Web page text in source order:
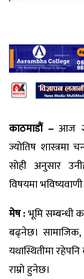
काठमाडौं –आज
ज्योतिष शास्त्रमा
सोही अनुसार
विषयमा
मेष :भूमि सम्बन्धी
बढ्नेछ। सामाजिक,
यथास्थितीमा
राम्रो हुनेछ।